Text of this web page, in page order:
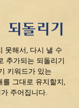
돌리기
못해서, 다시 낼 수
추가되는 되돌리기
키워드가 있는
그대로 유지할지,
주어집니다.